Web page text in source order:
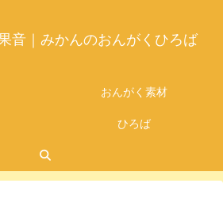
音｜みかんのおんがくひろば
おんがく素材
ひろば